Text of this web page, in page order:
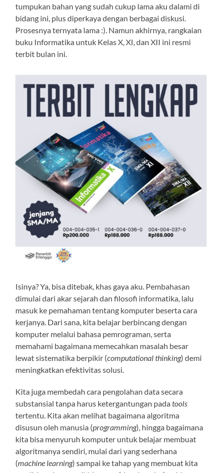
tumpukan bahan yang sudah cukup lama aku dalami di
bidang ini, plus diperkaya dengan berbagai diskusi.
Prosesnya ternyata lama :). Namun akhirnya, rangkaian
buku Informatika untuk Kelas X, XI, dan XII ini resmi
terbit bulan ini.
Isinya? Ya, bisa ditebak, khas gaya aku. Pembahasan
dimulai dari akar sejarah dan filosofi informatika, lalu
masuk ke pemahaman tentang komputer beserta cara
kerjanya. Dari sana, kita belajar berbincang dengan
komputer melalui bahasa pemrograman, serta
memahami bagaimana memecahkan masalah besar
lewat sistematika berpikir (computational thinking) demi
meningkatkan efektivitas solusi.
Kita juga membedah cara pengolahan data secara
substansial tanpa harus ketergantungan padatools
tertentu. Kita akan melihat bagaimana algoritma
disusun oleh manusia (programming), hingga bagaimana
kita bisa menyuruh komputer untuk belajar membuat
algoritmanya sendiri, mulai dari yang sederhana
(machine learning) sampai ke tahap yang membuat kita